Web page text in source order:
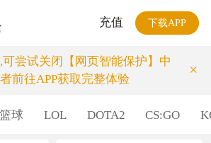
充值 下载APP
尝试关闭【网页智能保护】中
前往APP获取完整体验
×
篮球 LOL DOTA2 CS:GO